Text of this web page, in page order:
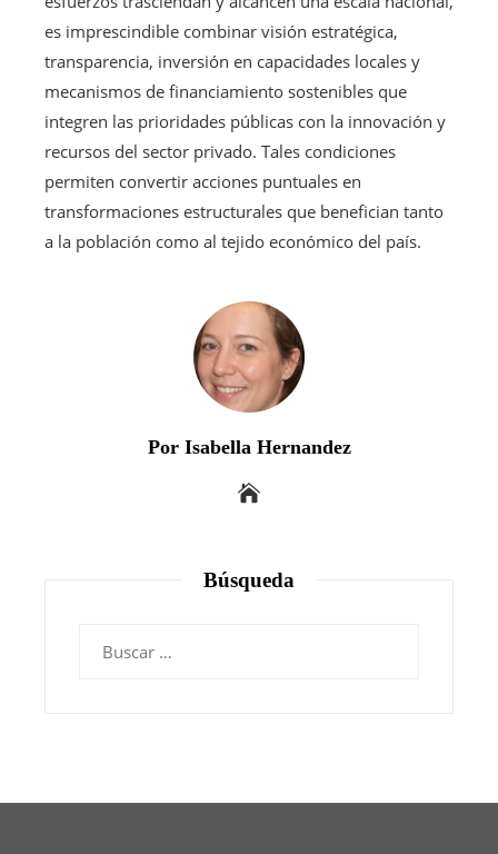
es imprescindible combinar visión estratégica,
transparencia, inversión en capacidades locales y
mecanismos de financiamiento sostenibles que
integren las prioridades públicas con la innovación y
recursos del sector privado. Tales condiciones
permiten convertir acciones puntuales en
transformaciones estructurales que benefician tanto
a la población como al tejido económico del país.
Por Isabella Hernandez
Búsqueda